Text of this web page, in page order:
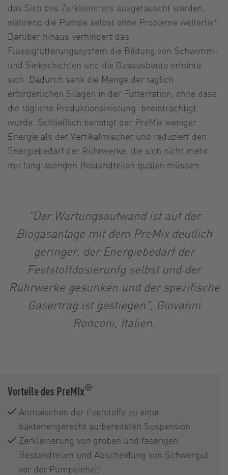
das Sieb des Zerkleinerers ausgetauscht werden,
während die Pumpe selbst ohne Probleme weiterlief.
Darüber hinaus verhindert das
Flüssigfütterungssystem die Bildung von Schwimm-
und Sinkschichten und die Gasausbeute erhöhte
sich. Dadurch sank die Menge der täglich
erforderlichen Silagen in der Futterration, ohne dass
die tägliche Produktionsleistung beeinträchtigt
wurde. Schließlich benötigt der PreMix weniger
Energie als der Vertikalmischer und reduziert den
Energiebedarf der Rührwerke, die sich nicht mehr
mit langfaserigen Bestandteilen quälen müssen.
"Der Wartungsaufwand ist auf der
Biogasanlage mit dem PreMix deutlich
geringer, der Energiebedarf der
Feststoffdosierunfg selbst und der
Rührwerke gesunken und der spezifische
Gasertrag ist gestiegen", Giovanni
Ronconi, Italien.
Vorteile des PreMix®
Anmaischen der Feststoffe zu einer
bakteriengerecht aufbereiteten Suspension
Zerkleinerung von groben und faserigen
Bestandteilen und Abscheidung von Schwergut
vor der Pumpeinheit